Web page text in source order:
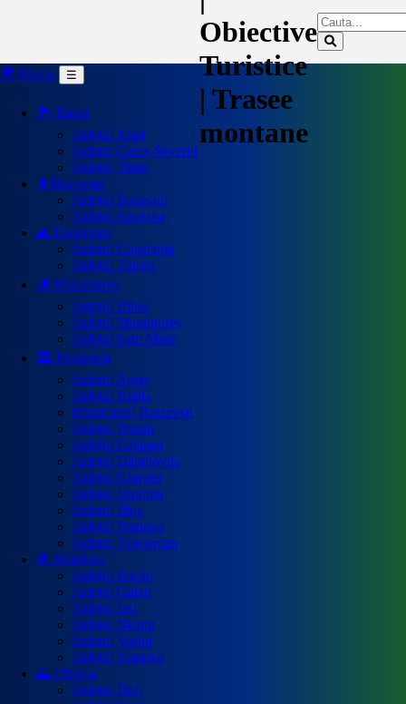
Obiective
Turistice
| Trasee
montane
🌍 Meniu ☰
🏞️ Banat
Județul Arad
Județul Caraș-Severin
Județul Timiș
🌲Bucovina
Județul Botoșani
Județul Suceava
🌊 Dobrogea
Județul Constanța
Județul Tulcea
🪵 Maramureș
Județul Bihor
Județul Maramureș
Județul Satu Mare
🏛️ Muntenia
Județul Argeș
Județul Brăila
Municipiul București
Județul Buzău
Județul Călărași
Județul Dâmbovița
Județul Giurgiu
Județul Ialomița
Județul Ilfov
Județul Prahova
Județul Teleorman
🍇 Moldova
Județul Bacău
Județul Galați
Județul Iași
Județul Neamț
Județul Vaslui
Județul Vrancea
🌄 Oltenia
Județul Dolj